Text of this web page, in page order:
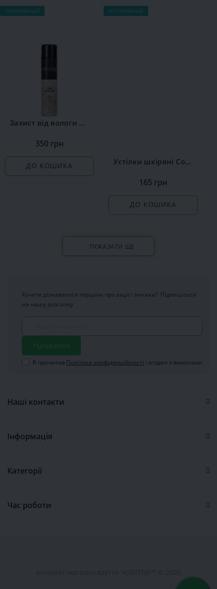
ПОПУЛЯРНИЙ
Захист від вологи Сoccine
350 грн
ДО КОШИКА
ПОПУЛЯРНИЙ
Устілки шкіряні Coccine Leather on Latex
165 грн
ДО КОШИКА
ПОКАЗАТИ ЩЕ
Хочете дізнаватися першим про акції і знижки? Підпишіться
на нашу розсилку
Підписатися
Я прочитав Політика конфіденційності і згоден з вимогами
Наші контакти
Інформація
Категорії
Час роботи